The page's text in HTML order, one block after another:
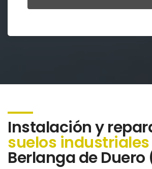
Instalación y
suelos industriales
Berlanga de Duero